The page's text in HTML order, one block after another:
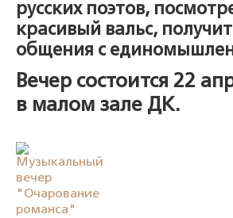
русских поэтов,
красивый вальс,
общения с
Вечер состоится 22
в малом зале ДК.